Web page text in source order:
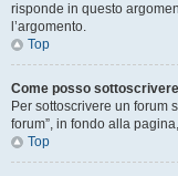
risponde in questo
l’argomento.
Top
Come posso
Per sottoscrivere un forum
forum”, in fondo alla
Top